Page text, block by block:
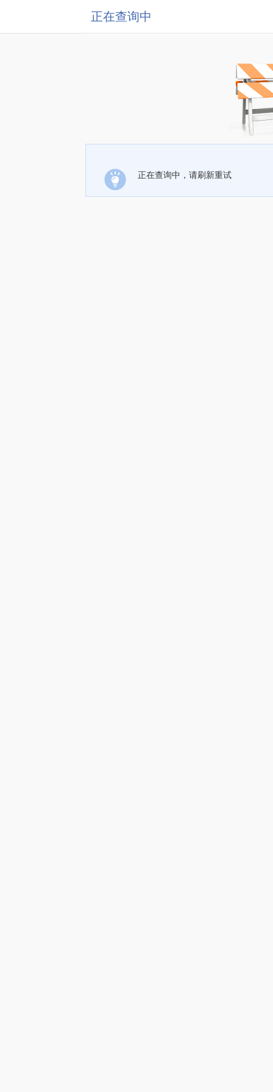
正在查询中
正在查询中，请刷新重试